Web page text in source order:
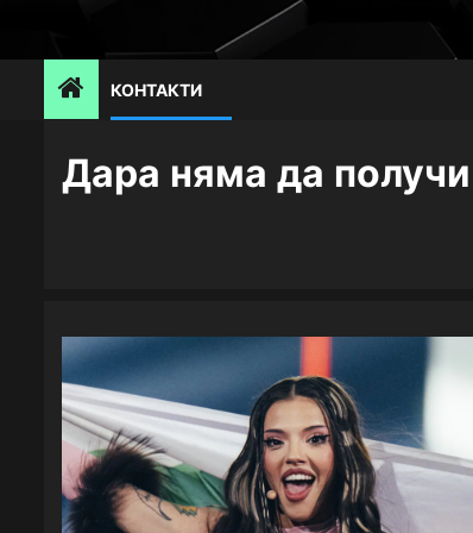
КОНТАКТИ
Дара няма да